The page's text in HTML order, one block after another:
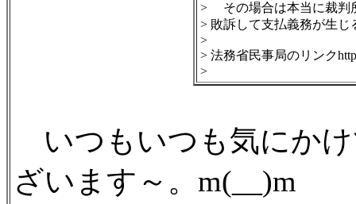
> その場合は本当に裁判
> 敗訴して支払義務が生
>
> 法務省民事局のリンク
>
いつもいつも気にか
ざいます～。m(__)m